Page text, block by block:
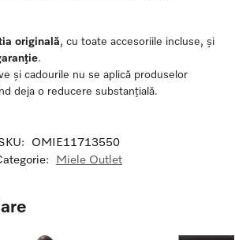
originală, cu toate accesoriile incluse, și
.
și cadourile nu se aplică produselor
deja o reducere substanțială.
OMIE11713550
Miele Outlet